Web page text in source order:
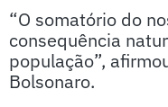
“O somatório do
consequência
população”,
Bolsonaro.